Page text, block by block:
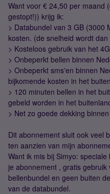
Want voor € 24,50 per maand
gestopt!)) krijg ik:
> Databundel van 3 GB (3000
kosten. (de snelheid wordt
> Kosteloos gebruik van het
> Onbeperkt bellen binnen
> Onbeperkt sms'en binnen
bijkomende kosten in het
> 120 minuten bellen in het
gebeld worden in het
> Net zo goede dekking
Dit abonnement sluit ook veel
ten aanzien van mijn
Want ik mis bij Simyo:
je abonnement , gratis
bellenbundel en geen buiten
van de databundel.